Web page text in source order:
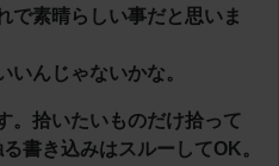
で素晴らしい事だと思いま
いんじゃないかな。
。拾いたいものだけ拾って
書き込みはスルーしてOK。